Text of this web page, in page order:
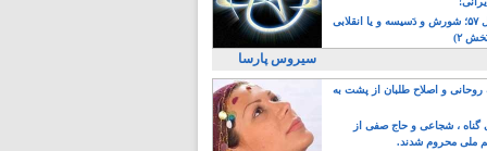
رویداد سال ۵۷؛ شورش و دَسیسه و یا انقلابی
۲)
سیروس پارسا
و اصلاح طلبان از پشت به
گناه ، شجاعی و حاج صفی از
ملی محروم شدند.